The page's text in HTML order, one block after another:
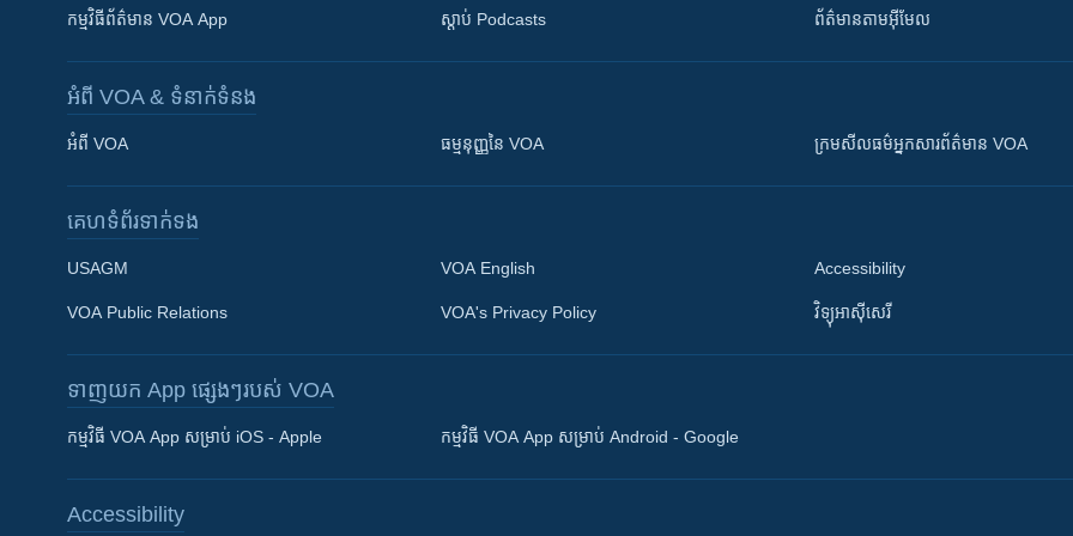
Khmer English
កម្មវិធី​ព័ត៌មាន VOA App ស្តាប់ Podcasts ព័ត៌មាន​តាម​អ៊ីមែល
អំពី​ VOA & ទំនាក់ទំនង
អំពី​ VOA ធម្មនុញ្ញ​នៃ VOA ក្រម​​​សីលធម៌​​​អ្នក​​​សារព័ត៌មាន VOA
គេហទំព័រ​​ទាក់ទង
USAGM
VOA Public Relations
VOA English
VOA's Privacy Policy
Accessibility
វិទ្យុ​អាស៊ី​សេរី
ទាញយក​ App ផ្សេងៗ​របស់​ VOA
កម្មវិធី​ VOA App សម្រាប់ iOS - Apple កម្មវិធី​ VOA App សម្រាប់ Android - Google
Accessibility